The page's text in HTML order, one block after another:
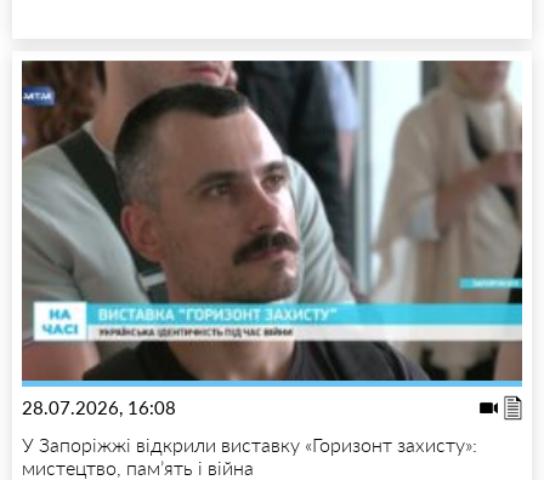
28.07.2026, 16:08
У Запоріжжі відкрили виставку «Горизонт захисту»:
мистецтво, пам’ять і війна